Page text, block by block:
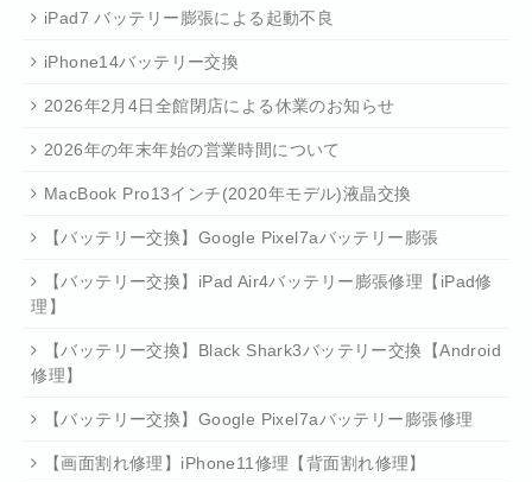
iPad7 バッテリー膨張による起動不良
iPhone14バッテリー交換
2026年2月4日全館閉店による休業のお知らせ
2026年の年末年始の営業時間について
MacBook Pro13インチ(2020年モデル)液晶交換
【バッテリー交換】Google Pixel7aバッテリー膨張
【バッテリー交換】iPad Air4バッテリー膨張修理【iPad修
理】
【バッテリー交換】Black Shark3バッテリー交換【Android
修理】
【バッテリー交換】Google Pixel7aバッテリー膨張修理
【画面割れ修理】iPhone11修理【背面割れ修理】